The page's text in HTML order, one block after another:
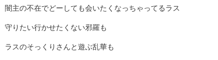
550円 (税込)
あらすじを表示する
闇主の不在でどーしても会いたくなっちゃってるラス
守りたい行かせたくない邪羅も
ラスのそっくりさんと遊ぶ乱華も